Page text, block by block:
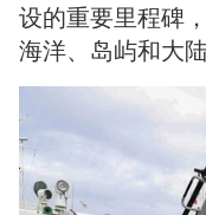
设的重要里程碑
海洋、岛屿和大